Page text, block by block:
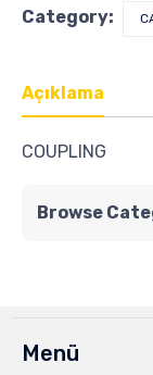
Category:
Açıklama
COUPLING
Browse
Menü